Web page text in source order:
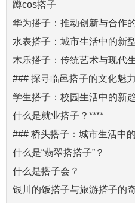
蹲cos搭子
华为搭子：推动创新与合作
水表搭子：城市生活中的新
木乐搭子：传统艺术与现代
### 探寻临邑搭子的文化魅力
学生搭子：校园生活中的新
什么是就业搭子？****
### 桥头搭子：城市生活中
什么是“翡翠搭搭子”？
什么是搭子会？
银川的饭搭子与旅游搭子的